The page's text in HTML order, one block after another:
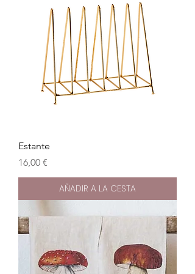
Estante
Precio
16,00 €
AÑADIR A LA CESTA